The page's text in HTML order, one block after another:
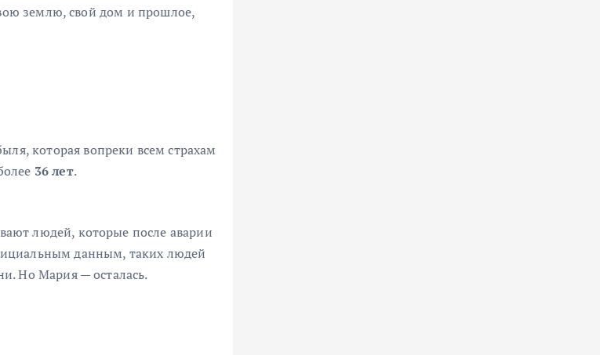
землю, свой дом и прошлое,
которая вопреки всем страхам
36 лет.
людей, которые после аварии
данным, таких людей
Но Мария — осталась.